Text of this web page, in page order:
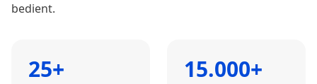
bedient.
25+ 15.000+